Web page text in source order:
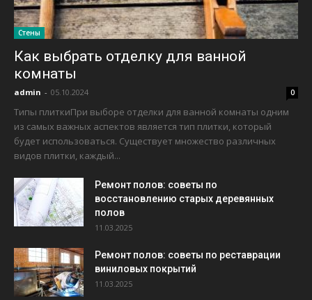
Стены
Как выбрать отделку для ванной
комнаты
admin - 05.10.2024 0
Типы плиткиПри выборе отделки для ванной комнаты одним
из самых важных аспектов является тип плитки, который
будет использоваться. Существует множество различных
видов плитки, каждый...
Ремонт полов: советы по
восстановлению старых деревянных
полов
11.03.2025
Ремонт полов: советы по реставрации
виниловых покрытий
11.03.2025